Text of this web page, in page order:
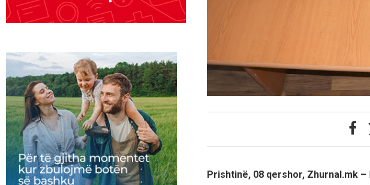
Prishtinë, 08 qershor, Zhurnal.mk –